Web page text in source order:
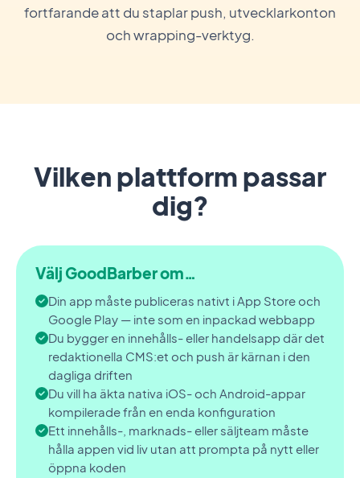
fortfarande att du staplar push, utvecklarkonton
och wrapping-verktyg.
Vilken plattform passar
dig?
Välj GoodBarber om…
Din app måste publiceras nativt i App Store och
Google Play — inte som en inpackad webbapp
Du bygger en innehålls- eller handelsapp där det
redaktionella CMS:et och push är kärnan i den
dagliga driften
Du vill ha äkta nativa iOS- och Android-appar
kompilerade från en enda konfiguration
Ett innehålls-, marknads- eller säljteam måste
hålla appen vid liv utan att prompta på nytt eller
öppna koden